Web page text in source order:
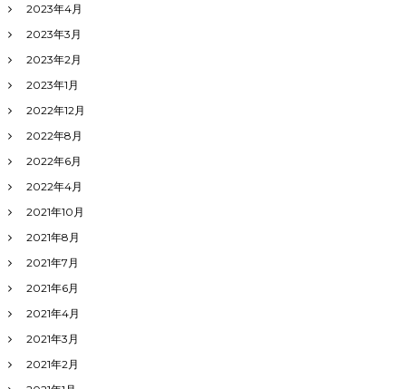
2023年4月
2023年3月
2023年2月
2023年1月
2022年12月
2022年8月
2022年6月
2022年4月
2021年10月
2021年8月
2021年7月
2021年6月
2021年4月
2021年3月
2021年2月